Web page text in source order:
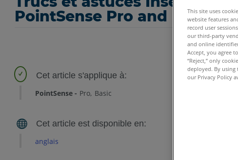
PointSense Pro and Basic
PointSense Pro Basic
anglais
This site uses
website features
record user
our third-party
and online
Accept, you agree
“Reject,” only
deployed. By using
our Privacy Policy